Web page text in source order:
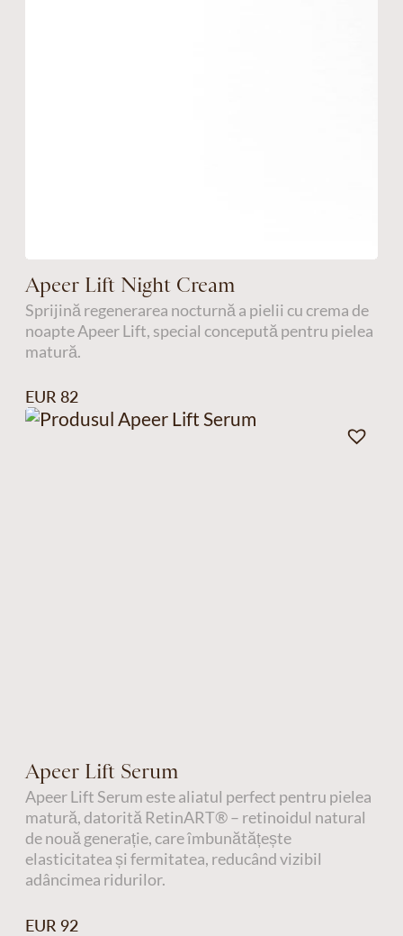
Apeer Lift Night Cream
Sprijină regenerarea nocturnă a pielii cu crema de
noapte Apeer Lift, special concepută pentru pielea
matură.
EUR 82
Apeer Lift Serum
Apeer Lift Serum este aliatul perfect pentru pielea
matură, datorită RetinART® – retinoidul natural
de nouă generație, care îmbunătățește
elasticitatea și fermitatea, reducând vizibil
adâncimea ridurilor.
EUR 92